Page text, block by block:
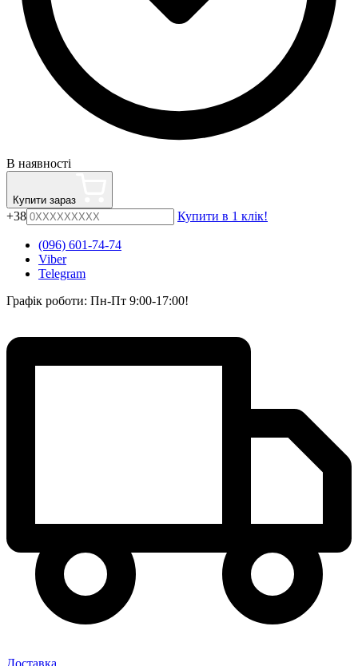
В наявності
Купити зараз
+38 Купити в 1 клік!
(096) 601-74-74
Viber
Telegram
Графік роботи: Пн-Пт 9:00-17:00!